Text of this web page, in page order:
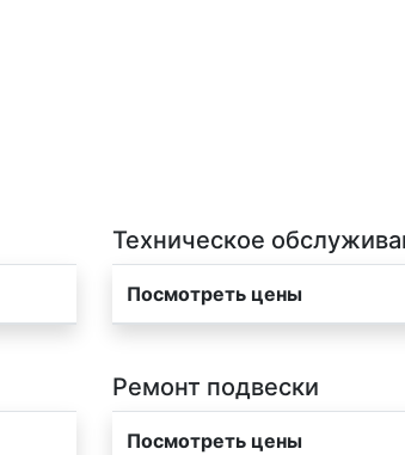
Техническое
Посмотреть цены
Ремонт подвески
Посмотреть цены